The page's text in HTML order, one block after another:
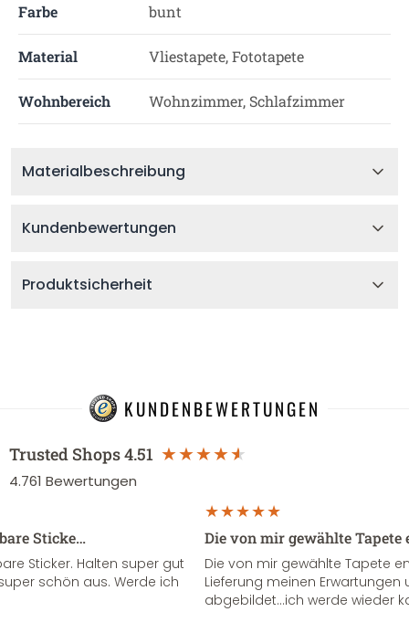
Farbe bunt
Material Vliestapete, Fototapete
Wohnbereich Wohnzimmer, Schlafzimmer
Materialbeschreibung
Kundenbewertungen
Produktsicherheit
KUNDENBEWERTUNGEN
Trusted Shops4.51
4.761 Bewertungen
Sticke…
Sticker. Halten super gut
schön aus. Werde ich
Die von mir gewählte
Die von mir gewählte Tapete
Lieferung meinen Erwartungen
abgebildet...ich werde wieder